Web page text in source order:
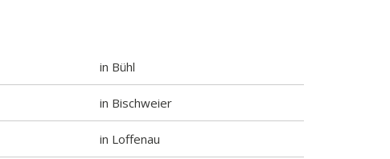
in Bühl
in Bischweier
in Loffenau